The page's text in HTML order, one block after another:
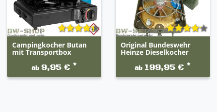
Campingkocher Butan
mit Transportbox
ab 9,95 € *
Original Bundeswehr
Heinze Dieselkocher
ab 199,95 € *